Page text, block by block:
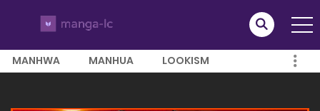
MANHWA MANHUA LOOKISM